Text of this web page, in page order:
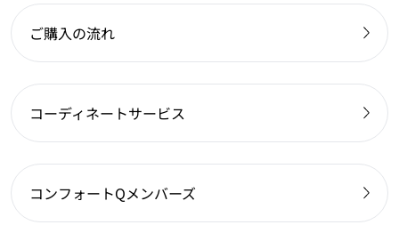
ご購入の流れ
コーディネートサービス
コンフォートQメンバーズ